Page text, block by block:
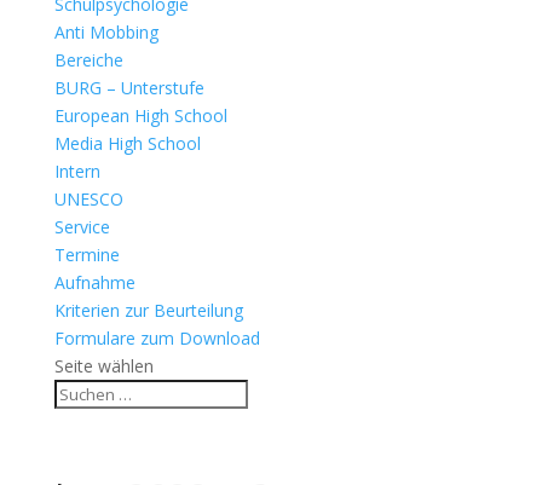
Anti Mobbing
Bereiche
BURG – Unterstufe
European High School
Media High School
Intern
UNESCO
Service
Termine
Aufnahme
Kriterien zur Beurteilung
Formulare zum Download
Seite wählen